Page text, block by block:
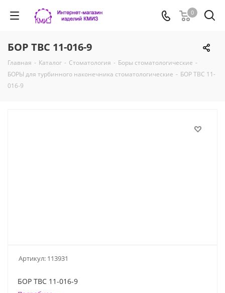
0
БОР ТВС 11-016-9
Главная - Каталог - Стоматология - Боры стоматологические -
БОРЫ для турбинного наконечника стоматологические - БОР ТВС 11-
016-9
Артикул: 113931
БОР ТВС 11-016-9